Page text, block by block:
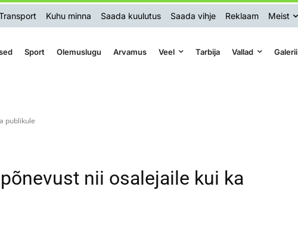
Kuhu minna Saada kuulutus Saada vihje Reklaam Meist
Sport Olemuslugu Arvamus Veel Tarbija Vallad Galerii
publikule
nii osalejaile kui ka